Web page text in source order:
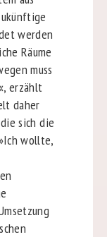
werden
Räume
muss
erzählt
daher
sich die
wollte,